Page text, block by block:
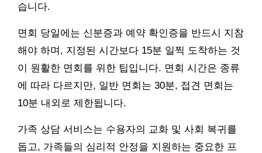
습니다.
면회 당일에는 신분증과 예약 확인증을 반드시 지참
해야 하며, 지정된 시간보다 15분 일찍 도착하는 것
이 원활한 면회를 위한 팁입니다. 면회 시간은 종류
에 따라 다르지만, 일반 면회는 30분, 접견 면회는
10분 내외로 제한됩니다.
가족 상담 서비스는 수용자의 교화 및 사회 복귀를
돕고, 가족들의 심리적 안정을 지원하는 중요한 프